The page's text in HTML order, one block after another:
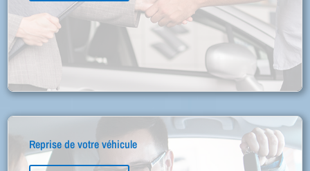
Reprise de votre véhicule